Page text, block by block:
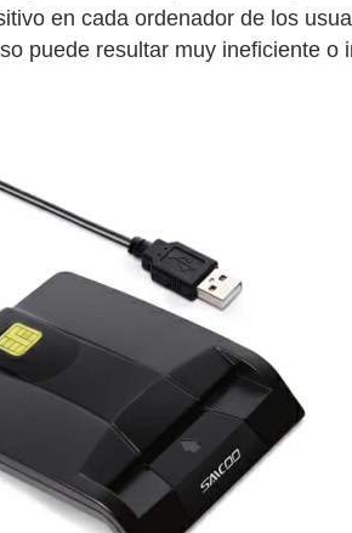
en cada ordenador de los
puede resultar muy ineficiente o